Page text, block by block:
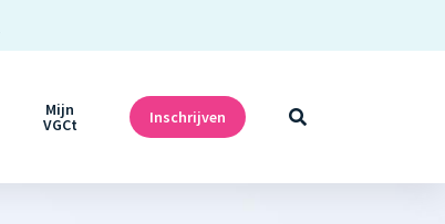
Mijn
VGCt Inschrijven